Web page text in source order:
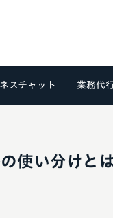
スチャット 業務代
使い分けと